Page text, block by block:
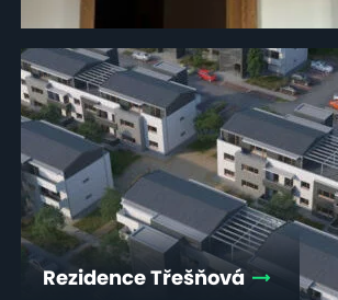
Rezidence Třešňová